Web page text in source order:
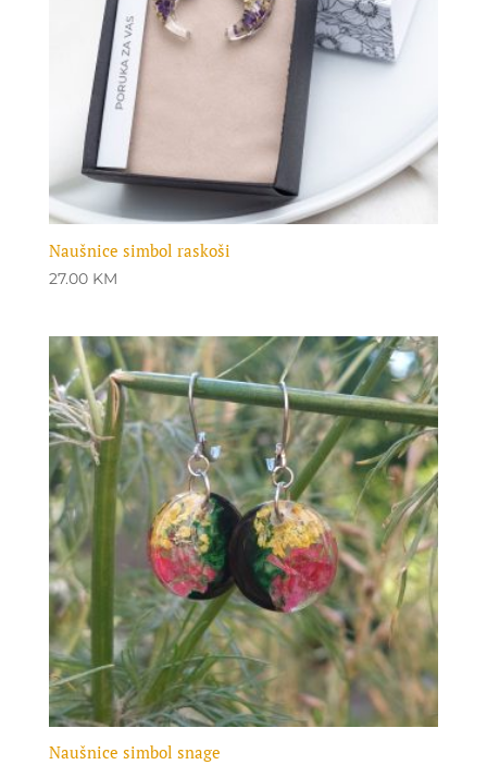
Naušnice simbol raskoši
27.00 KM
Naušnice simbol snage